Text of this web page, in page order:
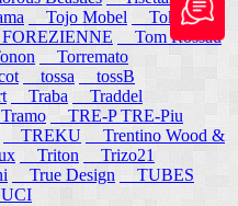
Tojo Mobel
Token
Tom Rossau
Torremato
tossa
tossB
Traba
Traddel
TRE-P TRE-Piu
TREKU
Trentino Wood &
Triton
Trizo21
True Design
TUBES